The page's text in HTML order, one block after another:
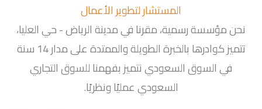
المستشار لتطوير الأعمال
نحن مؤسسة رسمية، مقرنا في مدينة الرياض - حي العليا،
تتميز كوادرها بالخبرة الطويلة والممتدة على مدار 14 سنة
في السوق السعودي نتميز بفهمنا للسوق التجاري
السعودي عمليًا ونظريًا.